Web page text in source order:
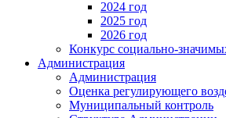
2024 год
2025 год
2026 год
Конкурс социально-
Администрация
Администрация
Оценка регулирующего
Муниципальный контроль